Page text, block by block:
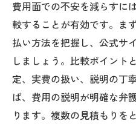
費用面での不安を減らすに
較することが有効です。ま
払い方法を把握し、公式サ
しましょう。比較ポイント
定、実費の扱い、説明の丁
ば、費用の説明が明確な弁
ります。複数の見積もりを